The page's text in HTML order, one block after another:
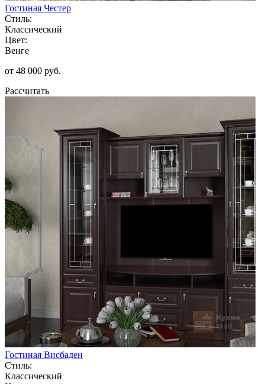
Гостиная Честер
Стиль:
Классический
Цвет:
Венге
от 48 000 руб.
Рассчитать
Гостиная Висбаден
Стиль:
Классический